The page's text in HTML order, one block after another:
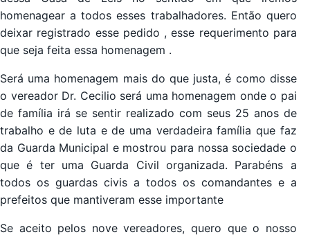
homenagear a todos esses trabalhadores. Então quero
deixar registrado esse pedido , esse requerimento para
que seja feita essa homenagem .
Será uma homenagem mais do que justa, é como disse
o vereador Dr. Cecilio será uma homenagem onde o pai
de família irá se sentir realizado com seus 25 anos de
trabalho e de luta e de uma verdadeira família que faz
da Guarda Municipal e mostrou para nossa sociedade o
que é ter uma Guarda Civil organizada. Parabéns a
todos os guardas civis a todos os comandantes e a
prefeitos que mantiveram esse importante
Se aceito pelos nove vereadores, quero que o nosso